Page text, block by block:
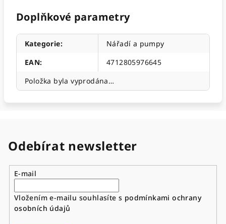
Doplňkové parametry
Kategorie:
Nářadí a pumpy
EAN:
4712805976645
Položka byla vyprodána…
Odebírat newsletter
E-mail
Vložením e-mailu souhlasíte s podmínkami ochrany
osobních údajů